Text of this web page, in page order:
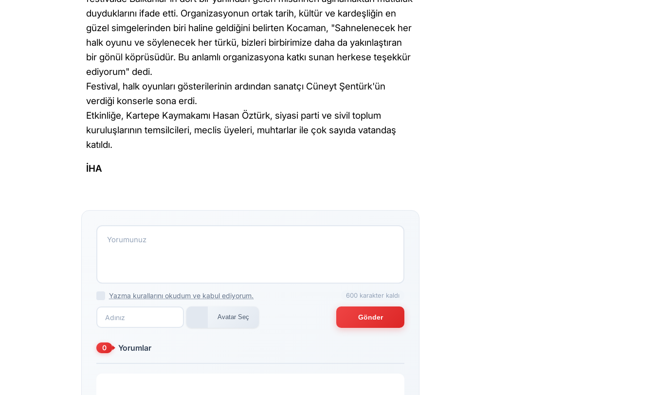
duyduklarını ifade etti. Organizasyonun ortak tarih, kültür ve kardeşliğin en
güzel simgelerinden biri haline geldiğini belirten Kocaman, "Sahnelenecek her
halk oyunu ve söylenecek her türkü, bizleri birbirimize daha da yakınlaştıran
bir gönül köprüsüdür. Bu anlamlı organizasyona katkı sunan herkese teşekkür
ediyorum" dedi.
Festival, halk oyunları gösterilerinin ardından sanatçı Cüneyt Şentürk'ün
verdiği konserle sona erdi.
Etkinliğe, Kartepe Kaymakamı Hasan Öztürk, siyasi parti ve sivil toplum
kuruluşlarının temsilcileri, meclis üyeleri, muhtarlar ile çok sayıda vatandaş
katıldı.
İHA
Yazma kurallarını okudum ve kabul ediyorum. 600 karakter kaldı
Avatar Seç Gönder
0 Yorumlar